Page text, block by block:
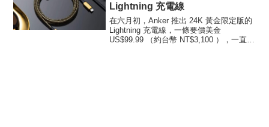
Lightning 充電線
在六月初，Anker 推出 24K 黃金限定版的
Lightning 充電線，一條要價美金
US$99.99 （約台幣 NT$3,100 ），一直以